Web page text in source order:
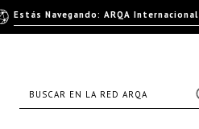
Estás Navegando: ARQA Internacional